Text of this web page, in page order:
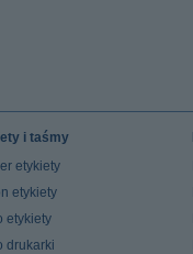
i taśmy
etykiety
etykiety
etykiety
drukarki